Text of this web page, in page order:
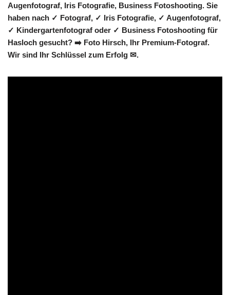
Augenfotograf, Iris Fotografie, Business Fotoshooting. Sie
haben nach ✓ Fotograf, ✓ Iris Fotografie, ✓ Augenfotograf,
✓ Kindergartenfotograf oder ✓ Business Fotoshooting für
Hasloch gesucht? ➡️ Foto Hirsch, Ihr Premium-Fotograf.
Wir sind Ihr Schlüssel zum Erfolg ✉.